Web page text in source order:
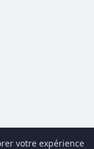
votre expérience